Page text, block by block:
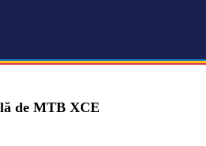
de MTB XCE